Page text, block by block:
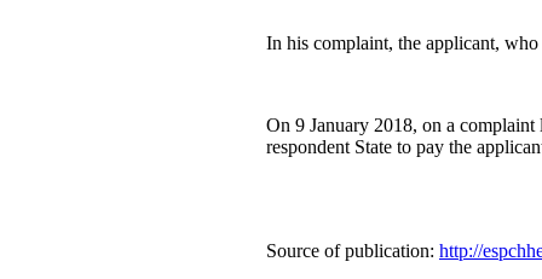
In his complaint, the applicant,
On 9 January 2018, on a
respondent State to pay the
Source of publication: http://